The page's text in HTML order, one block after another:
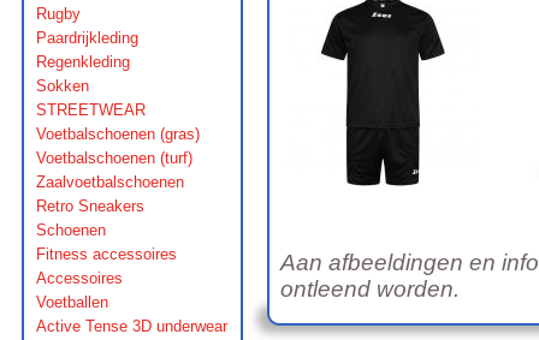
Rugby
Paardrijkleding
Regenkleding
Sokken
STREETWEAR
Voetbalschoenen (gras)
Voetbalschoenen (turf)
Zaalvoetbalschoenen
Retro Sneakers
Schoenen
Fitness accessoires
Accessoires
Voetballen
Active Tense 3D underwear
Aan afbeeldingen en
ontleend worden.